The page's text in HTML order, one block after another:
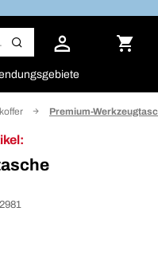
Premium-